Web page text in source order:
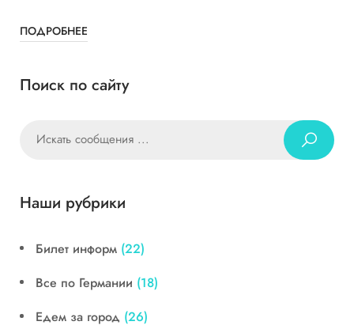
ПОДРОБНЕЕ
Поиск по сайту
Наши рубрики
Билет информ (22)
Все по Германии (18)
Едем за город (26)